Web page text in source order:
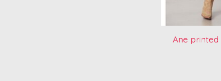
Ane